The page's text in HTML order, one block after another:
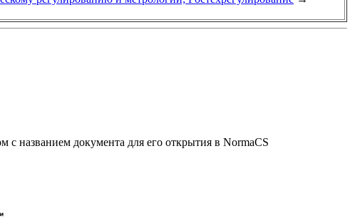
с названием документа для его открытия в NormaCS